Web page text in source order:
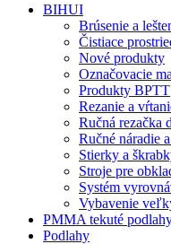
vybrať
na
stránke
BIHUI
Brúsenie a
Čistiace
Nové produkty
Označovacie
Produkty BPTT
Rezanie a
Ručná rezačka
Ručné náradie
Stierky a
Stroje pre
Systém
Vybavenie
PMMA tekuté
Podlahy